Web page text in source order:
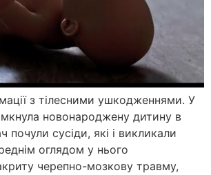
з тілесними ушкодженнями. У
новонароджену дитину в
почули сусіди, які і викликали
оглядом у нього
черепно-мозкову травму,